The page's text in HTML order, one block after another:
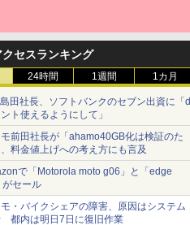
クセスランキング
24時間 1週間 1カ月
田社長、ソフトバンクのセブン出資に「d
ト使えるようにして」
モ前田社長が「ahamo40GB化は検証のた
料金値上げへの考え方にも言及
で「Motorola moto g06」と「edge
がセール
モ・バイクシェアの障害、原因はシステム
都内は明日7日に復旧作業